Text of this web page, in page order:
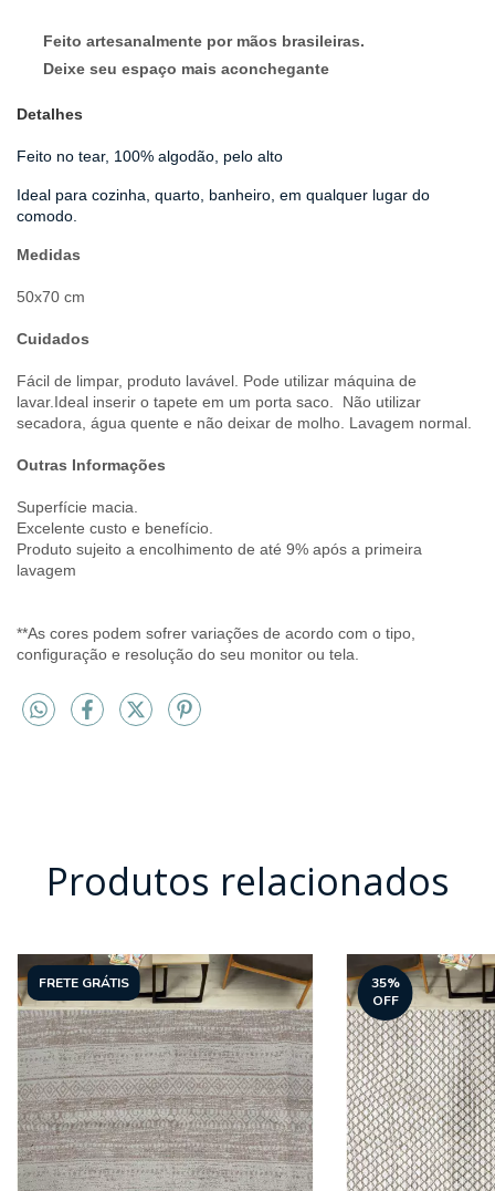
Feito artesanalmente por mãos brasileiras.
Deixe seu espaço mais aconchegante
Detalhes
Feito no tear, 100% algodão, pelo alto
Ideal para cozinha, quarto, banheiro, em qualquer lugar do
comodo.
Medidas
50x70 cm
Cuidados
Fácil de limpar, produto lavável. Pode utilizar máquina de
lavar.Ideal inserir o tapete em um porta saco. Não utilizar
secadora, água quente e não deixar de molho. Lavagem normal.
Outras Informações
Superfície macia.
Excelente custo e benefício.
Produto sujeito a encolhimento de até 9% após a primeira
lavagem
**As cores podem sofrer variações de acordo com o tipo,
configuração e resolução do seu monitor ou tela.
Produtos relacionados
FRETE GRÁTIS 35%
OFF